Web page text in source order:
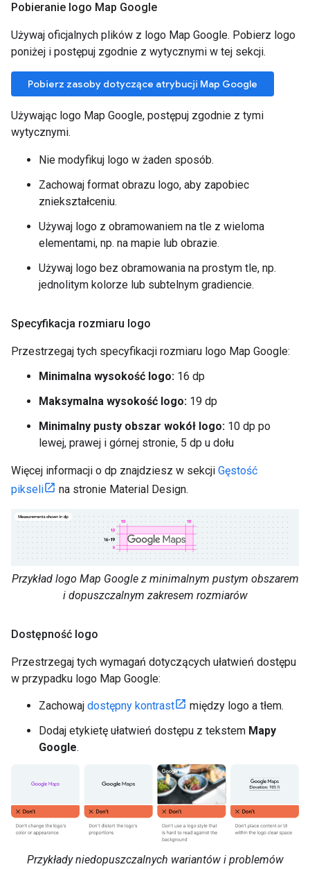
Pobieranie logo Map Google
Używaj oficjalnych plików z logo Map Google. Pobierz logo
poniżej i postępuj zgodnie z wytycznymi w tej sekcji.
Pobierz zasoby dotyczące atrybucji Map Google
Używając logo Map Google, postępuj zgodnie z tymi
wytycznymi.
Nie modyfikuj logo w żaden sposób.
Zachowaj format obrazu logo, aby zapobiec
zniekształceniu.
Używaj logo z obramowaniem na tle z wieloma
elementami, np. na mapie lub obrazie.
Używaj logo bez obramowania na prostym tle, np.
jednolitym kolorze lub subtelnym gradiencie.
Specyfikacja rozmiaru logo
Przestrzegaj tych specyfikacji rozmiaru logo Map Google:
Minimalna wysokość logo: 16 dp
Maksymalna wysokość logo: 19 dp
Minimalny pusty obszar wokół logo: 10 dp po
lewej, prawej i górnej stronie, 5 dp u dołu
Więcej informacji o dp znajdziesz w sekcji Gęstość
pikseli
na stronie Material Design.
Przykład logo Map Google z minimalnym pustym obszarem
i dopuszczalnym zakresem rozmiarów
Dostępność logo
Przestrzegaj tych wymagań dotyczących ułatwień dostępu
w przypadku logo Map Google:
Zachowaj dostępny kontrast
między logo a tłem.
Dodaj etykietę ułatwień dostępu z tekstem Mapy
Google.
Przykłady niedopuszczalnych wariantów i problemów